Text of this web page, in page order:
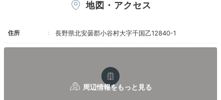
地図・アクセス
住所 長野県北安曇郡小谷村大字千国乙12840-1